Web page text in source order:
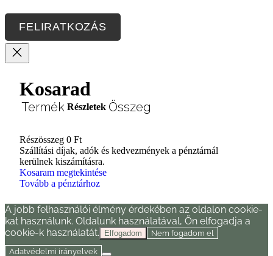
FELIRATKOZÁS
Kosarad
Termékek
a
kosárban
Termék Részletek Összeg
Részösszeg 0 Ft
Szállítási díjak, adók és kedvezmények a pénztárnál
kerülnek kiszámításra.
Kosaram megtekintése
Tovább a pénztárhoz
A jobb felhasználói élmény érdekében az oldalon cookie-
kat használunk. Oldalunk használatával, Ön elfogadja a
cookie-k használatát.
Elfogadom
Nem fogadom el
Adatvédelmi irányelvek